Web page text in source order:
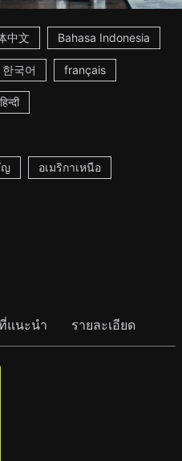
中文 Bahasa Indonesia
한국어 français
हिन्दी
ญ อเมริกาเหนือ
แนะนำ รายละเอียด